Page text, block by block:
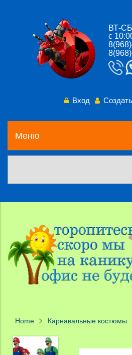
ВТ-СБ
с
Вход
Меню
Home Карнавальные костюмы
26%